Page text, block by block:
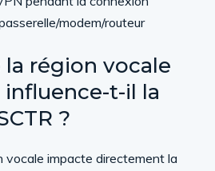
modem/routeur
la région vocale
t-il la
?
vocale impacte directement la